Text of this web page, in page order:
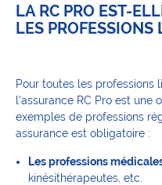
LA RC PRO EST-
LES PROFESSIONS
Pour toutes les professions
l’assurance RC Pro est
exemples de professions
assurance est obligatoire :
Les professions
kinésithérapeutes, etc.